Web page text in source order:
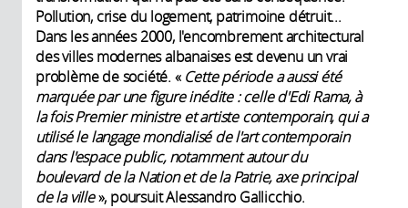
Pollution, crise du logement, patrimoine détruit...
Dans les années 2000, l'encombrement architectural
des villes modernes albanaises est devenu un vrai
problème de société. « Cette période a aussi été
marquée par une figure inédite : celle d'Edi Rama, à
la fois Premier ministre et artiste contemporain, qui a
utilisé le langage mondialisé de l'art contemporain
dans l'espace public, notamment autour du
boulevard de la Nation et de la Patrie, axe principal
de la ville», poursuit Alessandro Gallicchio.